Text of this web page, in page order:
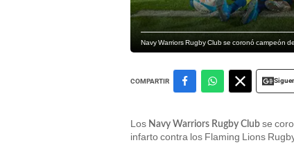
Navy Warriors Rugby Club se coronó campeón
COMPARTIR
Los Navy Warriors Rugby Club se
infarto contra los Flaming Lions